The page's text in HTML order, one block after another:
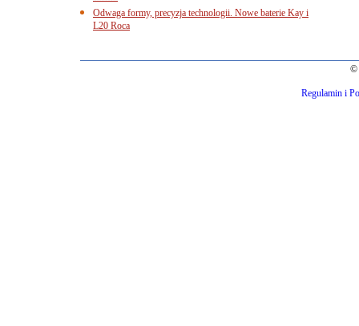
Odwaga formy, precyzja technologii. Nowe baterie Kay i
L20 Roca
©
Regulamin i